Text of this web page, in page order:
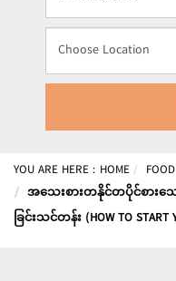
YOU ARE HERE : HOME
အသေးစားတနိုင်တပိုင်စား
ခြင်းသင်တန်း (HOW TO START